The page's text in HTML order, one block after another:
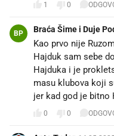
1 0
BP Braća Šime i Duje
Kao prvo nije
Hajduk sam sebe
Hajduka i je
masu klubova koji
jer kad god je bitno
0 0